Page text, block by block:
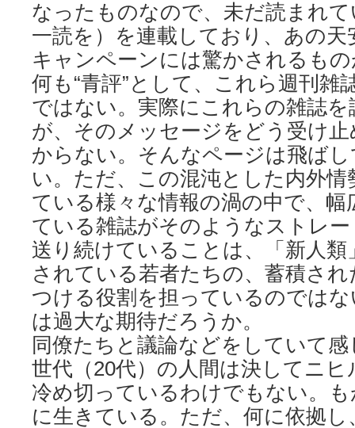
なったものなので、未だ読まれ
一読を）を連載しており、あの天
キャンペーンには驚かされるも
何も“青評”として、これら週刊雑
ではない。実際にこれらの雑誌
が、そのメッセージをどう受け
からない。そんなページは飛ば
い。ただ、この混沌とした内外情
ている様々な情報の渦の中で、幅
ている雑誌がそのようなストレ
送り続けていることは、「新人
されている若者たちの、蓄積さ
つける役割を担っているのでは
は過大な期待だろうか。
同僚たちと議論などをしていて
世代（20代）の人間は決してニ
冷め切っているわけでもない。
に生きている。ただ、何に依拠